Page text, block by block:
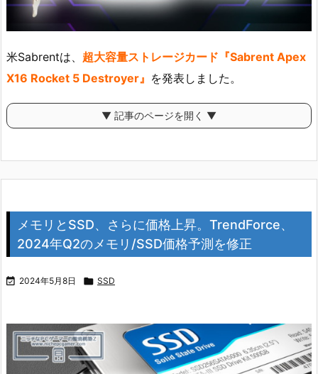
米Sabrentは、 超大容量ストレージカード『Sabrent Apex
X16 Rocket 5 Destroyer』 を発表しました。
▼ 記事のページを開く ▼
メモリとSSD、さらに価格上昇。TrendForce、
2024年Q2のメモリ/SSD価格予測を修正
 2024年5月8日  SSD